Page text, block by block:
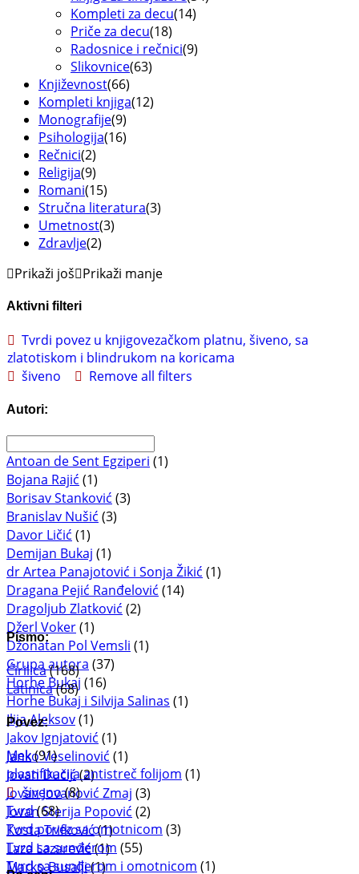
Kompleti za decu(14)
Priče za decu(18)
Radosnice i rečnici(9)
Slikovnice(63)
Književnost(66)
Kompleti knjiga(12)
Monografije(9)
Psihologija(16)
Rečnici(2)
Religija(9)
Romani(15)
Stručna literatura(3)
Umetnost(3)
Zdravlje(2)
Prikaži još Prikaži manje
Aktivni filteri
Tvrdi povez u knjigovezačkom platnu, šiveno, sa
zlatotiskom i blindrukom na koricama
šiveno
Remove all filters
Autori:
Antoan de Sent Egziperi (1)
Bojana Rajić (1)
Borisav Stanković (3)
Branislav Nušić (3)
Davor Ličić (1)
Demijan Bukaj (1)
dr Artea Panajotović i Sonja Žikić (1)
Dragana Pejić Ranđelović (14)
Dragoljub Zlatković (2)
Džerl Voker(1)
Džonatan Pol Vemsli (1)
Grupa autora (37)
Horhe Bukaj (16)
Horhe Bukaj i Silvija Salinas (1)
Ilija Aleksov(1)
Jakov Ignjatović (1)
Janko Veselinović (1)
Jovan Dučić(2)
Jovan Jovanović Zmaj (3)
Jovan Sterija Popović (2)
Kosta Trifković(1)
Laza Lazarević(1)
Marko Busalji(1)
Pismo:
Ćirilica(168)
Latinica(68)
Povez:
Mek(91)
plastifikacija antistreč folijom (1)
šiveno(8)
Tvrd(68)
Tvrd povez sa omotnicom (3)
Tvrd sa sunđerom (55)
Tvrd sa sunđerom i omotnicom (1)